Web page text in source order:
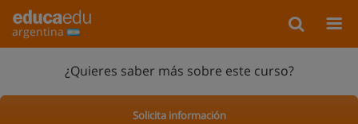
argentina
¿Quieres saber más sobre este curso?
Solicita información